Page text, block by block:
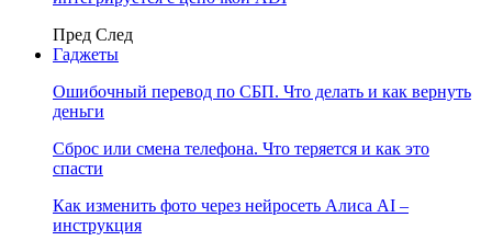
Пред След
Гаджеты
Ошибочный перевод по СБП. Что делать и как вернуть
деньги
Сброс или смена телефона. Что теряется и как это
спасти
Как изменить фото через нейросеть Алиса AI –
инструкция